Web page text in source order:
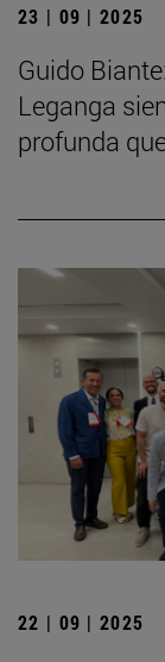
23 | 09 | 2025
Guido
Leganga
profunda
22 | 09 | 2025